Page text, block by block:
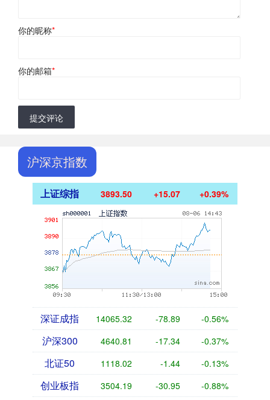
你的昵称*
你的邮箱*
提交评论
沪深京指数
上证综指 3893.50 +15.07 +0.39%
深证成指 14065.32 -78.89 -0.56%
沪深300 4640.81 -17.34 -0.37%
北证50 1118.02 -1.44 -0.13%
创业板指 3504.19 -30.95 -0.88%